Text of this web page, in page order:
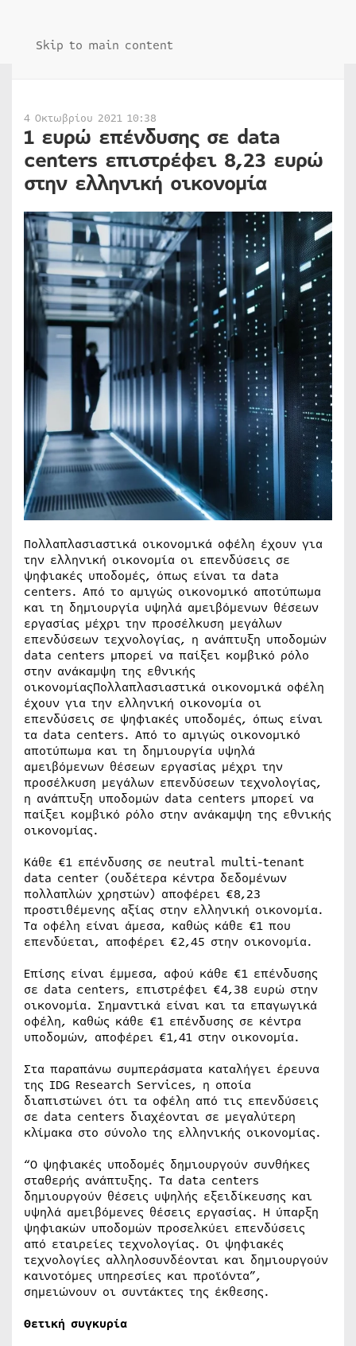
Skip to main content
4 Οκτωβρίου 2021 10:38
1 ευρώ επένδυσης σε data
centers επιστρέφει 8,23 ευρώ
στην ελληνική οικονομία
Πολλαπλασιαστικά οικονομικά οφέλη έχουν για
την ελληνική οικονομία οι επενδύσεις σε
ψηφιακές υποδομές, όπως είναι τα data
centers. Από το αμιγώς οικονομικό αποτύπωμα
και τη δημιουργία υψηλά αμειβόμενων θέσεων
εργασίας μέχρι την προσέλκυση μεγάλων
επενδύσεων τεχνολογίας, η ανάπτυξη υποδομών
data centers μπορεί να παίξει κομβικό ρόλο
στην ανάκαμψη της εθνικής
οικονομίαςΠολλαπλασιαστικά οικονομικά οφέλη
έχουν για την ελληνική οικονομία οι
επενδύσεις σε ψηφιακές υποδομές, όπως είναι
τα data centers. Από το αμιγώς οικονομικό
αποτύπωμα και τη δημιουργία υψηλά
αμειβόμενων θέσεων εργασίας μέχρι την
προσέλκυση μεγάλων επενδύσεων τεχνολογίας,
η ανάπτυξη υποδομών data centers μπορεί να
παίξει κομβικό ρόλο στην ανάκαμψη της εθνικής
οικονομίας.
Κάθε €1 επένδυσης σε neutral multi-tenant
data center (ουδέτερα κέντρα δεδομένων
πολλαπλών χρηστών) αποφέρει €8,23
προστιθέμενης αξίας στην ελληνική οικονομία.
Τα οφέλη είναι άμεσα, καθώς κάθε €1 που
επενδύεται, αποφέρει €2,45 στην οικονομία.
Επίσης είναι έμμεσα, αφού κάθε €1 επένδυσης
σε data centers, επιστρέφει €4,38 ευρώ στην
οικονομία. Σημαντικά είναι και τα επαγωγικά
οφέλη, καθώς κάθε €1 επένδυσης σε κέντρα
υποδομών, αποφέρει €1,41 στην οικονομία.
Στα παραπάνω συμπεράσματα καταλήγει έρευνα
της ΙDG Research Services, η οποία
διαπιστώνει ότι τα οφέλη από τις επενδύσεις
σε data centers διαχέονται σε μεγαλύτερη
κλίμακα στο σύνολο της ελληνικής οικονομίας.
“Ο ψηφιακές υποδομές δημιουργούν συνθήκες
σταθερής ανάπτυξης. Τα data centers
δημιουργούν θέσεις υψηλής εξειδίκευσης και
υψηλά αμειβόμενες θέσεις εργασίας. Η ύπαρξη
ψηφιακών υποδομών προσελκύει επενδύσεις
από εταιρείες τεχνολογίας. Οι ψηφιακές
τεχνολογίες αλληλοσυνδέονται και δημιουργούν
καινοτόμες υπηρεσίες και προϊόντα”,
σημειώνουν οι συντάκτες της έκθεσης.
Θετική συγκυρία